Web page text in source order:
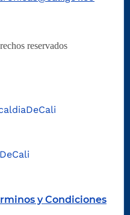
reservados
y Condiciones